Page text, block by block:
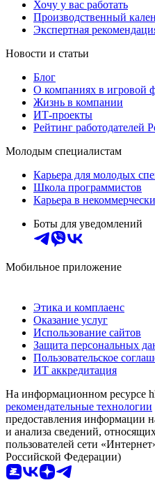
Хочу у вас работать
Производственный
Экспертная
Новости и статьи
Блог
О компаниях в игровой
Жизнь в компании
ИТ-проекты
Рейтинг работодателей
Молодым специалистам
Карьера для молодых
Школа программистов
Карьера в
Боты для уведомлений
Мобильное приложение
Этика и комплаенс
Оказание услуг
Использование сайтов
Защита персональных
Пользовательское
ИТ аккредитация
На информационном ресурсе
рекомендательные технологии
предоставления информации
и анализа сведений,
пользователей сети
Российской Федерации)